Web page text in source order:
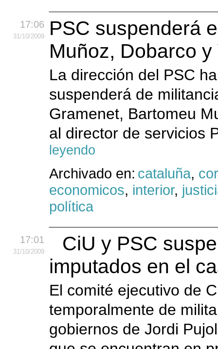
17:06
31/10/2009
PSC suspenderá
Muñoz, Dobarco y
La dirección del PSC
suspenderá de
Gramenet, Bartomeu
al director de servicios
leyendo
Archivado en: cataluña,
economicos, interior,
política
17:01
31/10/2009
CiU y PSC
imputados en el
El comité ejecutivo de
temporalmente de
gobiernos de Jordi